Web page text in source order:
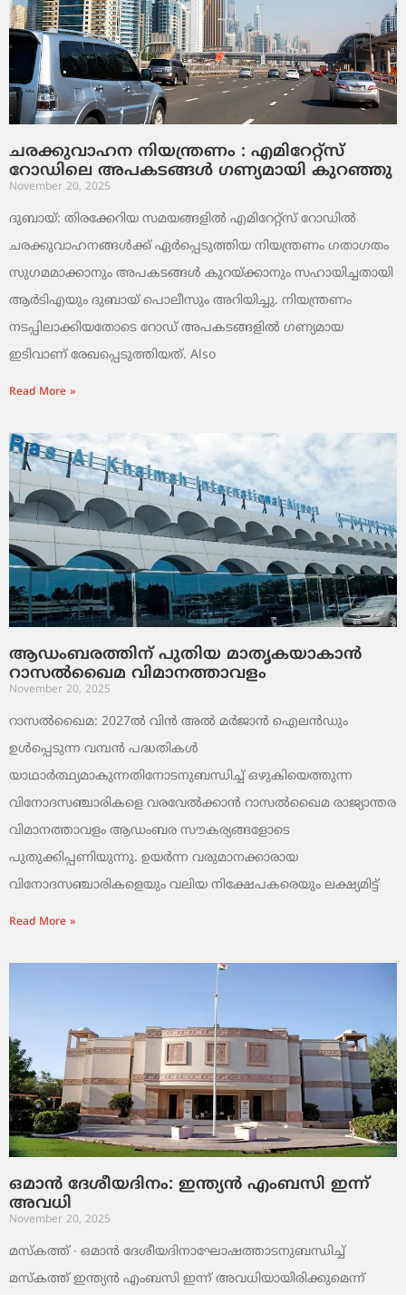
ചരക്കുവാഹന നിയന്ത്രണം : എമിറേറ്റ്സ്
റോഡിലെ അപകടങ്ങൾ ഗണ്യമായി കുറഞ്ഞു
November 20, 2025
ദുബായ്: തിരക്കേറിയ സമയങ്ങളിൽ എമിറേറ്റ്സ് റോഡിൽ
ചരക്കുവാഹനങ്ങൾക്ക് ഏർപ്പെടുത്തിയ നിയന്ത്രണം ഗതാഗതം
സുഗമമാക്കാനും അപകടങ്ങൾ കുറയ്ക്കാനും സഹായിച്ചതായി
ആർടിഎയും ദുബായ് പൊലീസും അറിയിച്ചു. നിയന്ത്രണം
നടപ്പിലാക്കിയതോടെ റോഡ് അപകടങ്ങളിൽ ഗണ്യമായ
ഇടിവാണ് രേഖപ്പെടുത്തിയത്. Also
Read More »
ആഡംബരത്തിന് പുതിയ മാതൃകയാകാൻ
റാസൽഖൈമ വിമാനത്താവളം
November 20, 2025
റാസൽഖൈമ: 2027ൽ വിൻ അൽ മർജാൻ ഐലൻഡും
ഉൾപ്പെടുന്ന വമ്പൻ പദ്ധതികൾ
യാഥാർത്ഥ്യമാകുന്നതിനോടനുബന്ധിച്ച് ഒഴുകിയെത്തുന്ന
വിനോദസഞ്ചാരികളെ വരവേൽക്കാൻ റാസൽഖൈമ രാജ്യാന്തര
വിമാനത്താവളം ആഡംബര സൗകര്യങ്ങളോടെ
പുതുക്കിപ്പണിയുന്നു. ഉയർന്ന വരുമാനക്കാരായ
വിനോദസഞ്ചാരികളെയും വലിയ നിക്ഷേപകരെയും ലക്ഷ്യമിട്ട്
Read More »
ഒമാൻ ദേശീയദിനം: ഇന്ത്യൻ എംബസി ഇന്ന്
അവധി
November 20, 2025
മസ്‌കത്ത് ∙ ഒമാൻ ദേശീയദിനാഘോഷത്താടനുബന്ധിച്ച്
മസ്‌കത്ത് ഇന്ത്യൻ എംബസി ഇന്ന് അവധിയായിരിക്കുമെന്ന്